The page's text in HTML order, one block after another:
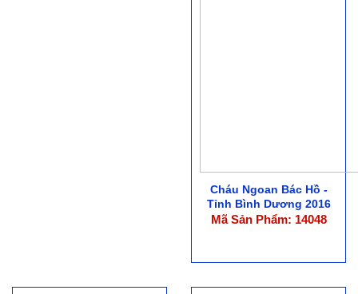
Cháu Ngoan Bác Hồ -
Tỉnh Bình Dương 2016
Mã Sản Phẩm: 14048